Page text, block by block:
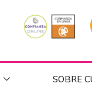
SOBRE